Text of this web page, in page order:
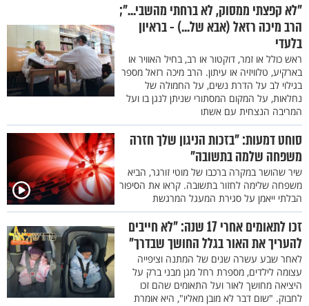
"לא קפצתי ממסוק, לא ברחתי מהשבי...";
הרב מיכה רזאל (אבא של...) - בראיון
בלעדי
ראש כולל או זמר, דוקטור או רב, בחיל האוויר או
בארקיע, טלוויזיה או עיתון. הרב מיכה רזאל מספר
בגילוי לב על הדרת נשים, על החמולה של
נחלאות, על המקום המסתורי שניתן לנגן בו ועל
המריבה הנצחית עם אשתו
סוחט דמעות: "בזכות הניגון שלך חזרה
משפחה שלמה בתשובה"
שיר שהושר במקרה ברכבו של מוטי זורגר, הביא
משפחה שלימה לחזור בתשובה. קראו את הסיפור
הבלתי ייאמן על סגירת המעגל המרגשת
זכו לתאומים אחרי 17 שנה: "לא חייבים
להעריך את האור בגלל החושך שבדרך"
לאחר שבע עשרה שנים של המתנה וציפייה
עצומה לילדים, מספרת רחל מגן מבני ברק על
היציאה מחושך לאור ועל התאומים שהם זכו
לחבוק. "שום דבר לא מובן מאליו", היא אומרת